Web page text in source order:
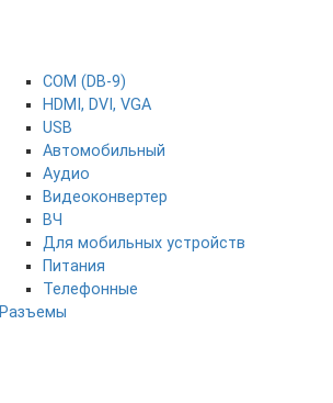
COM (DB-9)
HDMI, DVI, VGA
USB
Автомобильный
Аудио
Видеоконвертер
ВЧ
Для мобильных устройств
Питания
Телефонные
Разъемы